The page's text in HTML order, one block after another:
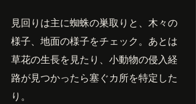
見回りは主に蜘蛛の巣取りと、木々の
様子、地面の様子をチェック。あとは
草花の生長を見たり、小動物の侵入経
路が見つかったら塞ぐカ所を特定した
り。